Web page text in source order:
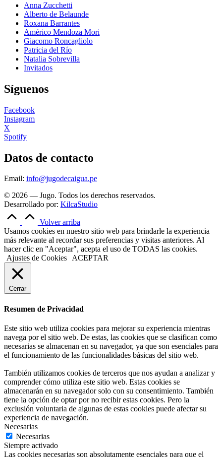
Anna Zucchetti
Alberto de Belaunde
Roxana Barrantes
Américo Mendoza Mori
Giacomo Roncagliolo
Patricia del Río
Natalia Sobrevilla
Invitados
Síguenos
Facebook
Instagram
X
Spotify
Datos de contacto
Email: info@jugodecaigua.pe
© 2026 — Jugo. Todos los derechos reservados.
Desarrollado por: KilcaStudio
Volver arriba
Usamos cookies en nuestro sitio web para brindarle la experiencia
más relevante al recordar sus preferencias y visitas anteriores. Al
hacer clic en "Aceptar", acepta el uso de TODAS las cookies.
Ajustes de Cookies ACEPTAR
Cerrar
Resumen de Privacidad
Este sitio web utiliza cookies para mejorar su experiencia mientras
navega por el sitio web. De estas, las cookies que se clasifican como
necesarias se almacenan en su navegador, ya que son esenciales para
el funcionamiento de las funcionalidades básicas del sitio web.
También utilizamos cookies de terceros que nos ayudan a analizar y
comprender cómo utiliza este sitio web. Estas cookies se
almacenarán en su navegador solo con su consentimiento. También
tiene la opción de optar por no recibir estas cookies. Pero la
exclusión voluntaria de algunas de estas cookies puede afectar su
experiencia de navegación.
Necesarias
Necesarias
Siempre activado
Las cookies necesarias son absolutamente esenciales para que el